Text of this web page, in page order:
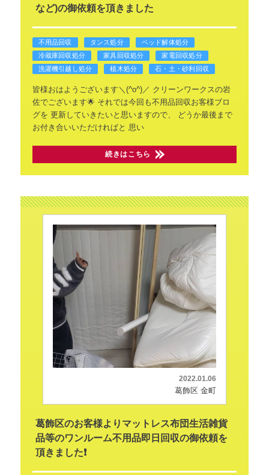
など)の御依頼を頂きました
不用品回収 タンス処分
ベッド解体処分
冷蔵庫回収処分
家具回収処分
家電回収処分
洗濯機引越し処分
植木処分 石・土・砂利回収
皆様おはようございます＼(^o^)／ クリーンワークスの岩
佐でございます🌟 それでは今回も不用品回収お客様ブロ
グを 更新していきたいと思いますので、
どうか最後まで
お付き合いいただければと 思い
続きはこちら
2022.01.06
葛飾区 金町
葛飾区のお客様よりマットレス布団生活雑貨
品等のワンルーム不用品即日回収の御依頼を
頂きました❗